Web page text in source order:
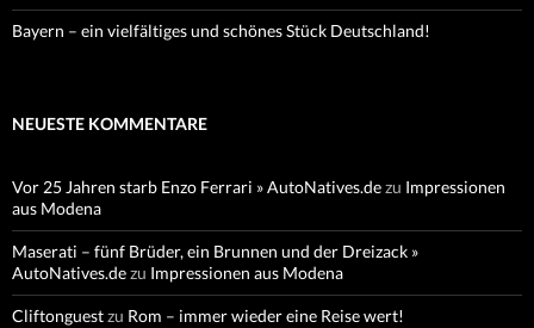
Bayern – ein vielfältiges und schönes Stück Deutschland!
NEUESTE KOMMENTARE
Vor 25 Jahren starb Enzo Ferrari » AutoNatives.dezu Impressionen
aus Modena
Maserati – fünf Brüder, ein Brunnen und der Dreizack »
AutoNatives.dezu Impressionen aus Modena
Cliftonguestzu Rom – immer wieder eine Reise wert!